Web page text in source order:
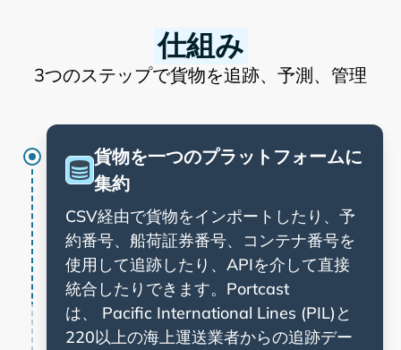
仕組み
3つのステップで貨物を追跡、予測、管理
貨物を一つのプラットフォームに
集約
CSV経由で貨物をインポートしたり、予
約番号、船荷証券番号、コンテナ番号を
使用して追跡したり、APIを介して直接
統合したりできます。Portcast
は、
と
220以上の海上運送業者からの追跡デー